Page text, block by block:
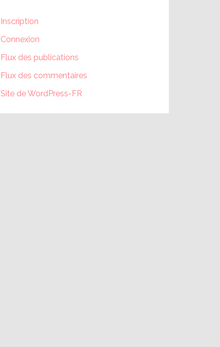
Inscription
Connexion
Flux des publications
Flux des commentaires
Site de WordPress-FR